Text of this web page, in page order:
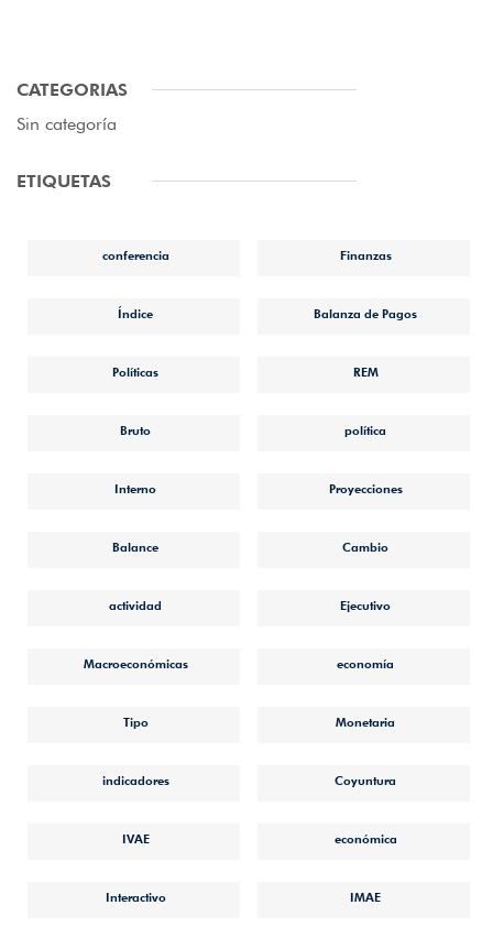
CATEGORIAS
Sin categoría
ETIQUETAS
conferencia Finanzas
Índice Balanza de Pagos
Políticas REM
Bruto política
Interno Proyecciones
Balance Cambio
actividad Ejecutivo
Macroeconómicas economía
Tipo Monetaria
indicadores Coyuntura
IVAE económica
Interactivo IMAE